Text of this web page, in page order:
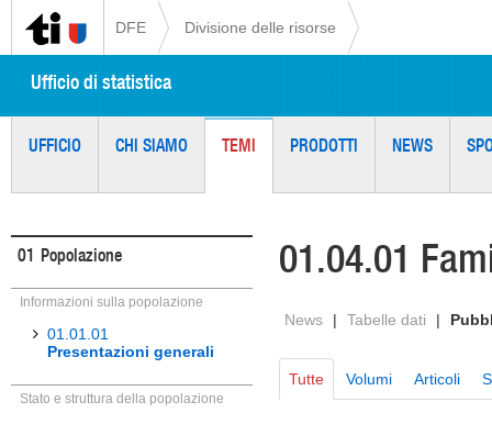
DFE Divisione delle risorse
Ufficio di statistica
UFFICIO CHI SIAMO TEMI PRODOTTI NEWS
01 Popolazione
Informazioni sulla popolazione
01.01.01
Presentazioni generali
Stato e struttura della popolazione
01.04.01
News | Tabelle dati |
Tutte Volumi Articoli